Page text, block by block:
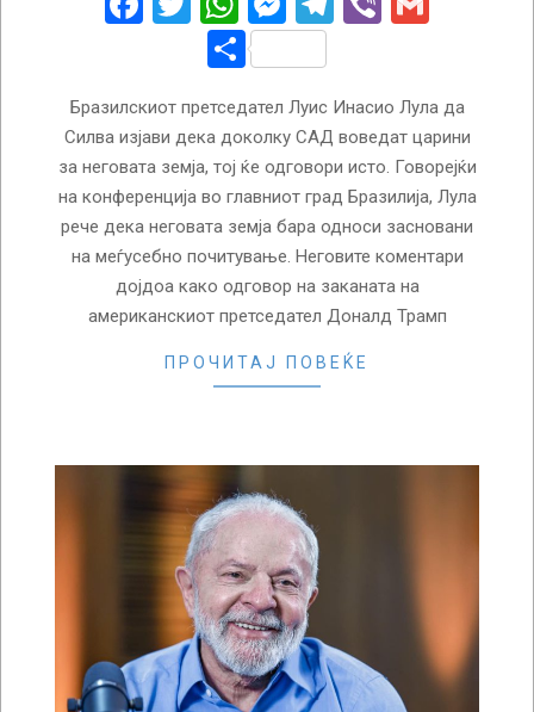
Share
Бразилскиот претседател Луис Инасио Лула да
Силва изјави дека доколку САД воведат царини
за неговата земја, тој ќе одговори исто. Говорејќи
на конференција во главниот град Бразилија, Лула
рече дека неговата земја бара односи засновани
на меѓусебно почитување. Неговите коментари
дојдоа како одговор на заканата на
американскиот претседател Доналд Трамп
ПРОЧИТАЈ ПОВЕЌЕ